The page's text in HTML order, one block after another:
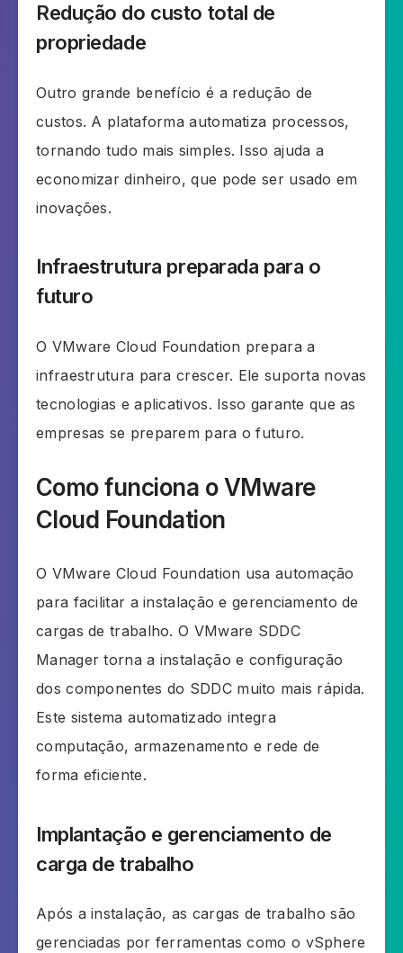
Redução do custo total de
propriedade
Outro grande benefício é a redução de
custos. A plataforma automatiza processos,
tornando tudo mais simples. Isso ajuda a
economizar dinheiro, que pode ser usado em
inovações.
Infraestrutura preparada para o
futuro
O VMware Cloud Foundation prepara a
infraestrutura para crescer. Ele suporta novas
tecnologias e aplicativos. Isso garante que as
empresas se preparem para o futuro.
Como funciona o VMware
Cloud Foundation
O VMware Cloud Foundation usa automação
para facilitar a instalação e gerenciamento de
cargas de trabalho. O VMware SDDC
Manager torna a instalação e configuração
dos componentes do SDDC muito mais rápida.
Este sistema automatizado integra
computação, armazenamento e rede de
forma eficiente.
Implantação e gerenciamento de
carga de trabalho
Após a instalação, as cargas de trabalho são
gerenciadas por ferramentas como o vSphere